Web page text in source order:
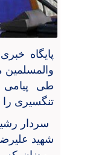
پایگاه
طی پیامی
تنگسیری
سردار
شهید